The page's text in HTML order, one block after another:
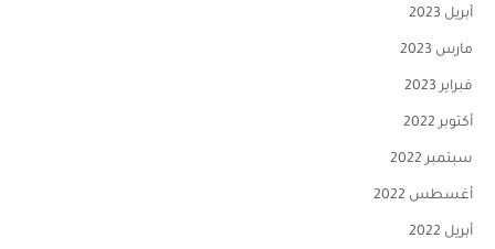
أبريل 2023
مارس 2023
فبراير 2023
أكتوبر 2022
سبتمبر 2022
أغسطس 2022
أبريل 2022